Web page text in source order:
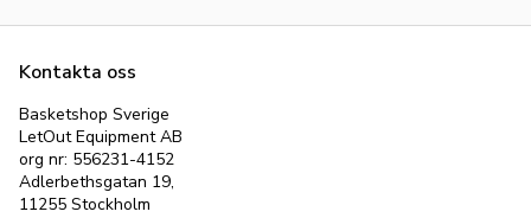
Kontakta oss
Basketshop Sverige
LetOut Equipment AB
org nr: 556231-4152
Adlerbethsgatan 19,
11255 Stockholm